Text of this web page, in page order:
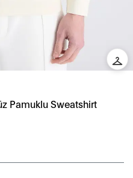
Pamuklu Sweatshirt